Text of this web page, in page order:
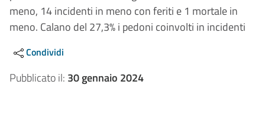
meno, 14 incidenti in meno con feriti e 1 mortale in
meno. Calano del 27,3% i pedoni coinvolti in incidenti
Condividi
Pubblicato il: 30 gennaio 2024